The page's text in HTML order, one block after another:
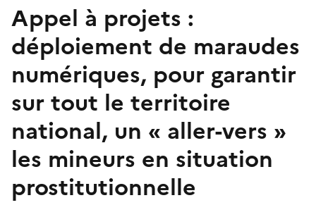
Appel à projets :
déploiement de maraudes
numériques, pour garantir
sur tout le territoire
national, un « aller-vers »
les mineurs en situation
prostitutionnelle